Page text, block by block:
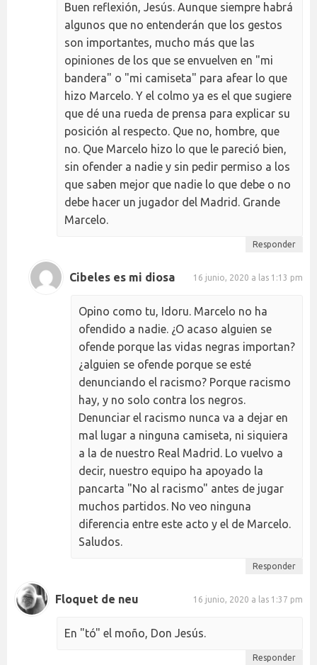
Buen reflexión, Jesús. Aunque siempre habrá
algunos que no entenderán que los gestos
son importantes, mucho más que las
opiniones de los que se envuelven en "mi
bandera" o "mi camiseta" para afear lo que
hizo Marcelo. Y el colmo ya es el que sugiere
que dé una rueda de prensa para explicar su
posición al respecto. Que no, hombre, que
no. Que Marcelo hizo lo que le pareció bien,
sin ofender a nadie y sin pedir permiso a los
que saben mejor que nadie lo que debe o no
debe hacer un jugador del Madrid. Grande
Marcelo.
Responder
Cibeles es mi diosa 16 junio, 2020 a las 1:13 pm
Opino como tu, Idoru. Marcelo no ha
ofendido a nadie. ¿O acaso alguien se
ofende porque las vidas negras importan?
¿alguien se ofende porque se esté
denunciando el racismo? Porque racismo
hay, y no solo contra los negros.
Denunciar el racismo nunca va a dejar en
mal lugar a ninguna camiseta, ni siquiera
a la de nuestro Real Madrid. Lo vuelvo a
decir, nuestro equipo ha apoyado la
pancarta "No al racismo" antes de jugar
muchos partidos. No veo ninguna
diferencia entre este acto y el de Marcelo.
Saludos.
Responder
Floquet de neu 16 junio, 2020 a las 1:37 pm
En "tó" el moño, Don Jesús.
Responder